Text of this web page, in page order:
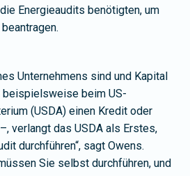
Energieaudits benötigten, um
Unternehmens sind und Kapital
beispielsweise beim US-
(USDA) einen Kredit oder
verlangt das USDA als Erstes,
durchführen“, sagt Owens.
Sie selbst durchführen, und